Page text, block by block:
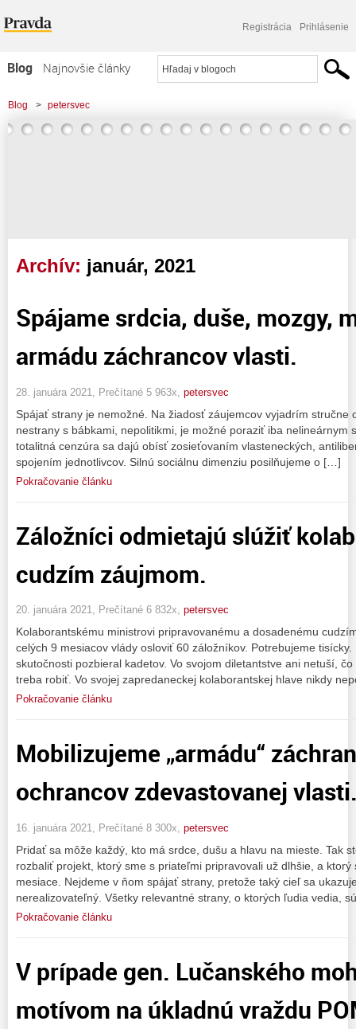
Registrácia Prihlásenie
Blog
Najnovšie články
Najčítanejšie články
Najkomentovanejšie články
Blog > petersvec
Archív: január, 2021
Spájame srdcia, duše, mozgy,
armádu záchrancov vlasti.
28. januára 2021, Prečítané 5 963x, petersvec
Spájať strany je nemožné. Na žiadosť záujemcov vyjadrím stručne
nestrany s bábkami, nepolitikmi, je možné poraziť iba nelineárnym
totalitná cenzúra sa dajú obísť zosieťovaním vlasteneckých,
spojením jednotlivcov. Silnú sociálnu dimenziu posilňujeme o […]
Pokračovanie článku
Záložníci odmietajú slúžiť
cudzím záujmom.
20. januára 2021, Prečítané 6 832x, petersvec
Kolaborantskému ministrovi pripravovanému a dosadenému
celých 9 mesiacov vlády osloviť 60 záložníkov. Potrebujeme
skutočnosti pozbieral kadetov. Vo svojom diletantstve ani netuší,
treba robiť. Vo svojej zapredaneckej kolaborantskej hlave nikdy
Pokračovanie článku
Mobilizujeme „armádu“
ochrancov zdevastovanej
16. januára 2021, Prečítané 8 300x, petersvec
Pridať sa môže každý, kto má srdce, dušu a hlavu na mieste. Tak
rozbaliť projekt, ktorý sme s priateľmi pripravovali už dlhšie, a
mesiace. Nejdeme v ňom spájať strany, pretože taký cieľ sa
nerealizovateľný. Všetky relevantné strany, o ktorých ľudia vedia,
Pokračovanie článku
V prípade gen. Lučanského
motívom na úkladnú vraždu